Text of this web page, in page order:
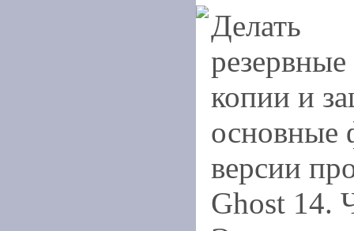
Делать
резервные
копии и
основные
версии
Ghost 14.